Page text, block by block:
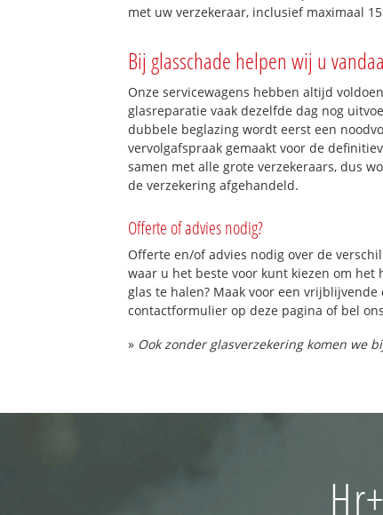
met uw verzekeraar, inclusief maximaal
Bij glasschade helpen wij u
Onze servicewagens hebben altijd
glasreparatie vaak dezelfde dag nog
dubbele beglazing wordt eerst een
vervolgafspraak gemaakt voor de
samen met alle grote verzekeraars, dus
de verzekering afgehandeld.
Offerte of advies nodig?
Offerte en/of advies nodig over de
waar u het beste voor kunt kiezen om
glas te halen? Maak voor een
contactformulier op deze pagina of bel
» Ook zonder glasverzekering komen we